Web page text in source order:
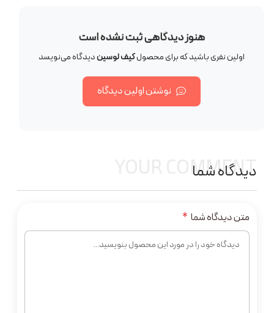
هنوز دیدگاهی ثبت نشده است
اولین نفری باشید که برای محصولکیف لوسیندیدگاه می‌نویسد
نوشتن اولین دیدگاه
دیدگاه شما
YOUR COMMENT
متن دیدگاه شما *